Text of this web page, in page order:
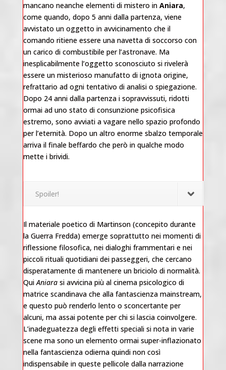
mancano neanche elementi di mistero in Aniara,
come quando, dopo 5 anni dalla partenza, viene
avvistato un oggetto in avvicinamento che il
comando ritiene essere una navetta di soccorso con
un carico di combustibile per l’astronave. Ma
inesplicabilmente l’oggetto sconosciuto si rivelerà
essere un misterioso manufatto di ignota origine,
refrattario ad ogni tentativo di analisi o spiegazione.
Dopo 24 anni dalla partenza i sopravvissuti, ridotti
ormai ad uno stato di consunzione psicofisica
estremo, sono avviati a vagare nello spazio profondo
per l’eternità. Dopo un altro enorme sbalzo temporale
arriva il finale beffardo che però in qualche modo
mette i brividi.
Spoiler!
Il materiale poetico di Martinson (concepito durante
la Guerra Fredda) emerge soprattutto nei momenti di
riflessione filosofica, nei dialoghi frammentari e nei
piccoli rituali quotidiani dei passeggeri, che cercano
disperatamente di mantenere un briciolo di normalità.
QuiAniarasi avvicina più al cinema psicologico di
matrice scandinava che alla fantascienza mainstream,
e questo può renderlo lento o sconcertante per
alcuni, ma assai potente per chi si lascia coinvolgere.
L’inadeguatezza degli effetti speciali si nota in varie
scene ma sono un elemento ormai super-inflazionato
nella fantascienza odierna quindi non così
indispensabile in queste pellicole dalla narrazione